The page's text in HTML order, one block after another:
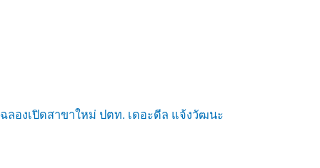
ฉลองเปิดสาขาใหม่ ปตท. เดอะดีล แจ้งวัฒนะ